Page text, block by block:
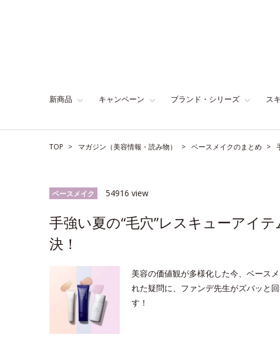
新商品 キャンペーン ブランド・シリーズ ス
TOP マガジン（美容情報・読み物） ベースメイクのまとめ
ベースメイク 54916 view
手強い夏の“毛穴”レスキューアイ
決！
美容の価値観が多様化した今、ベース
れた疑問に、ファンデ先生がズバッと
す！